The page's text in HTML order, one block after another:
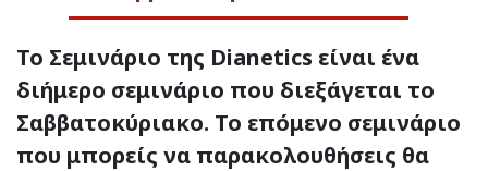
Το Σεμινάριο της Dianetics είναι ένα
διήμερο σεμινάριο που διεξάγεται το
Σαββατοκύριακο. Το επόμενο σεμινάριο
που μπορείς να παρακολουθήσεις θα